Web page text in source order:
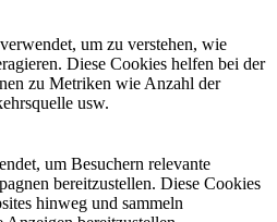
um zu verstehen, wie
Diese Cookies helfen bei der
zu Metriken wie Anzahl der
usw.
um Besuchern relevante
bereitzustellen. Diese Cookies
hinweg und sammeln